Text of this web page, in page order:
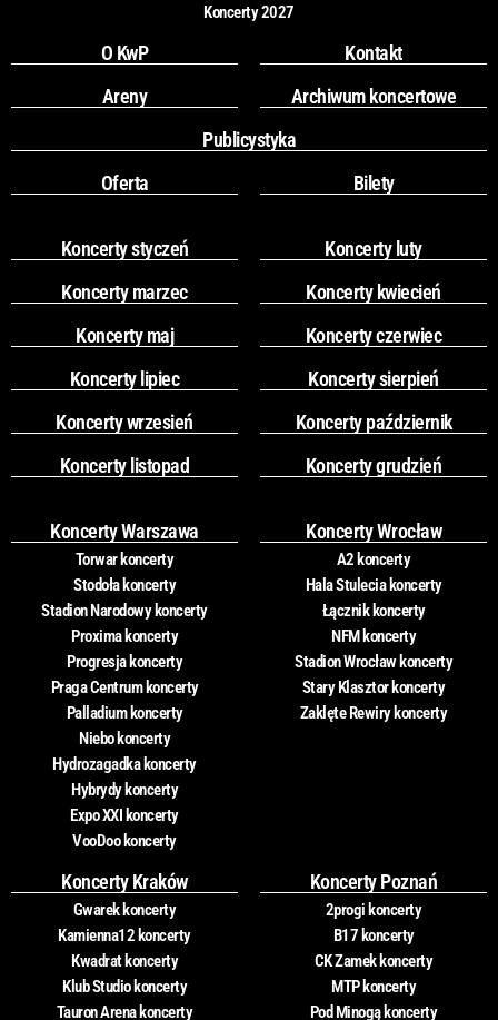
Koncerty 2027
O KwP
Kontakt
Areny
Archiwum koncertowe
Publicystyka
Oferta
Bilety
Koncerty styczeń
Koncerty luty
Koncerty marzec
Koncerty kwiecień
Koncerty maj
Koncerty czerwiec
Koncerty lipiec
Koncerty sierpień
Koncerty wrzesień
Koncerty październik
Koncerty listopad
Koncerty grudzień
Koncerty Warszawa
Torwar koncerty
Stodoła koncerty
Stadion Narodowy koncerty
Proxima koncerty
Progresja koncerty
Praga Centrum koncerty
Palladium koncerty
Niebo koncerty
Hydrozagadka koncerty
Hybrydy koncerty
Expo XXI koncerty
VooDoo koncerty
Koncerty Wrocław
A2 koncerty
Hala Stulecia koncerty
Łącznik koncerty
NFM koncerty
Stadion Wrocław koncerty
Stary Klasztor koncerty
Zaklęte Rewiry koncerty
Koncerty Kraków
Gwarek koncerty
Kamienna12 koncerty
Kwadrat koncerty
Klub Studio koncerty
Tauron Arena koncerty
Koncerty Poznań
2progi koncerty
B17 koncerty
CK Zamek koncerty
MTP koncerty
Pod Minogą koncerty